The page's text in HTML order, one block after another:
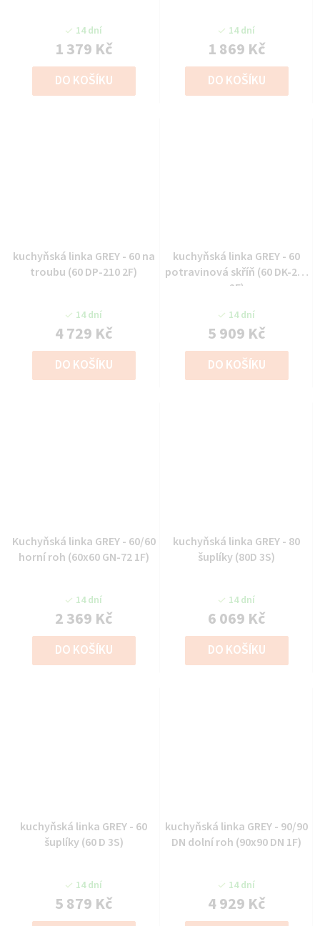
14 dní
1 379 Kč
DO KOŠÍKU
14 dní
1 869 Kč
DO KOŠÍKU
kuchyňská linka GREY - 60 na
troubu (60 DP-210 2F)
14 dní
4 729 Kč
DO KOŠÍKU
kuchyňská linka GREY - 60
potravinová skříň (60 DK-210
2F)
14 dní
5 909 Kč
DO KOŠÍKU
Kuchyňská linka GREY - 60/60
horní roh (60x60 GN-72 1F)
14 dní
2 369 Kč
DO KOŠÍKU
kuchyňská linka GREY - 80
šuplíky (80D 3S)
14 dní
6 069 Kč
DO KOŠÍKU
kuchyňská linka GREY - 60
šuplíky (60 D 3S)
14 dní
5 879 Kč
kuchyňská linka GREY - 90/90
DN dolní roh (90x90 DN 1F)
14 dní
4 929 Kč